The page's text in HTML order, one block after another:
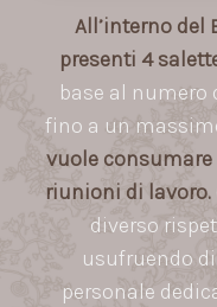
All’interno del
presenti 4
base al
fino a un
vuole
riunioni di lavoro.
diverso
usufruendo
personale